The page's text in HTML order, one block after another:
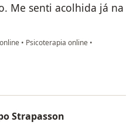
Me senti acolhida já na
• Psicoterapia online •
Strapasson